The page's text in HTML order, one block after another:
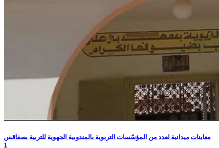
معاينات ميدانية لعدد من المؤسّسات التربوية بالمندوبية الجهوية للتربية بصفاقس
1